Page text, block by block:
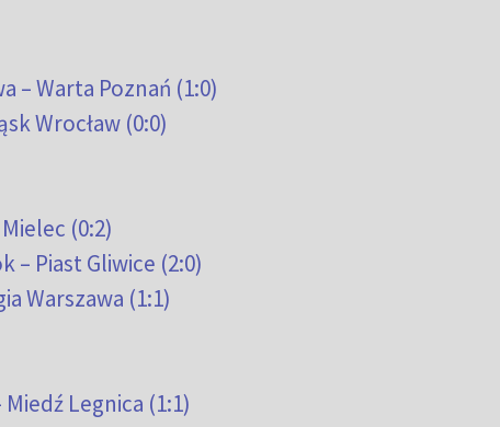
– Warta Poznań (1:0)
Wrocław (0:0)
(0:2)
– Piast Gliwice (2:0)
Warszawa (1:1)
Legnica (1:1)